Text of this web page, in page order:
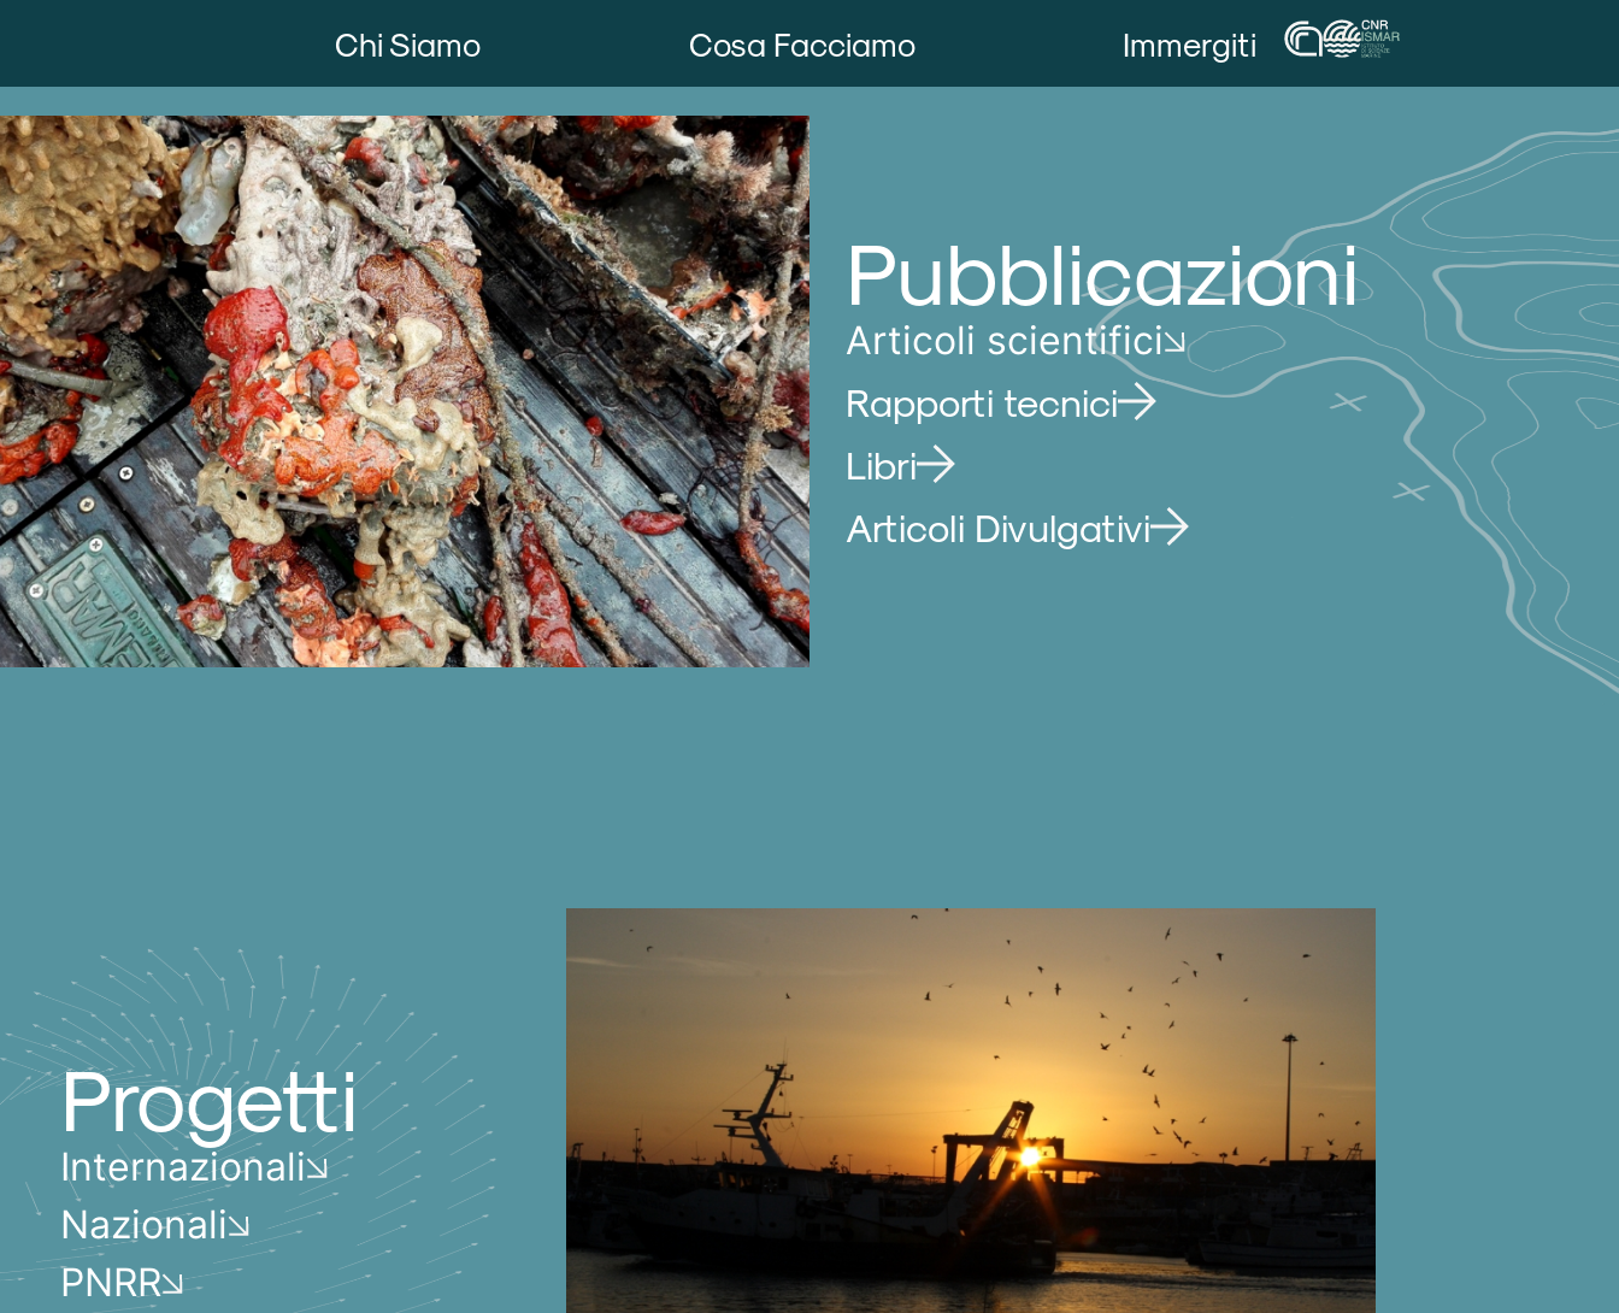
Chi Siamo Cosa Facciamo Immergiti
Pubblicazioni
Articoli scientifici
Rapporti tecnici
Libri
Articoli Divulgativi
Progetti
Internazionali
Nazionali
PNRR